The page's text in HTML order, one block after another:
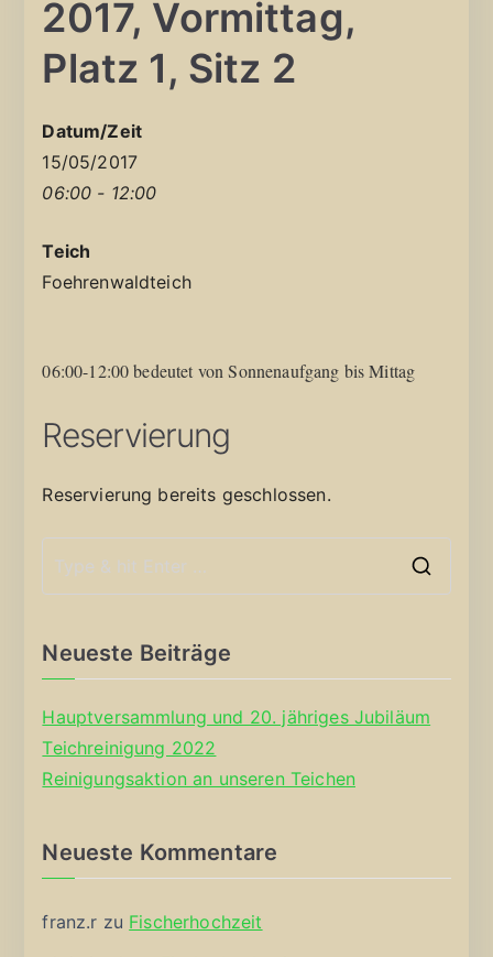
2017, Vormittag,
Platz 1, Sitz 2
Datum/Zeit
15/05/2017
06:00 - 12:00
Teich
Foehrenwaldteich
06:00-12:00 bedeutet von Sonnenaufgang bis Mittag
Reservierung
Reservierung bereits geschlossen.
Neueste Beiträge
Hauptversammlung und 20. jähriges Jubiläum
Teichreinigung 2022
Reinigungsaktion an unseren Teichen
Neueste Kommentare
franz.r zu Fischerhochzeit